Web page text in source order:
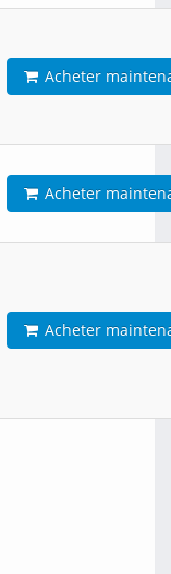
Acheter
Acheter
Acheter